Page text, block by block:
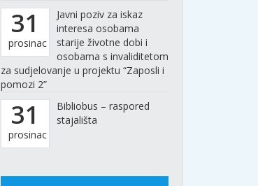
31
prosinac
Javni poziv za iskaz
interesa osobama
starije životne dobi i
osobama s invaliditetom
za sudjelovanje u projektu “Zaposli i
pomozi 2”
31
prosinac
Bibliobus – raspored
stajališta